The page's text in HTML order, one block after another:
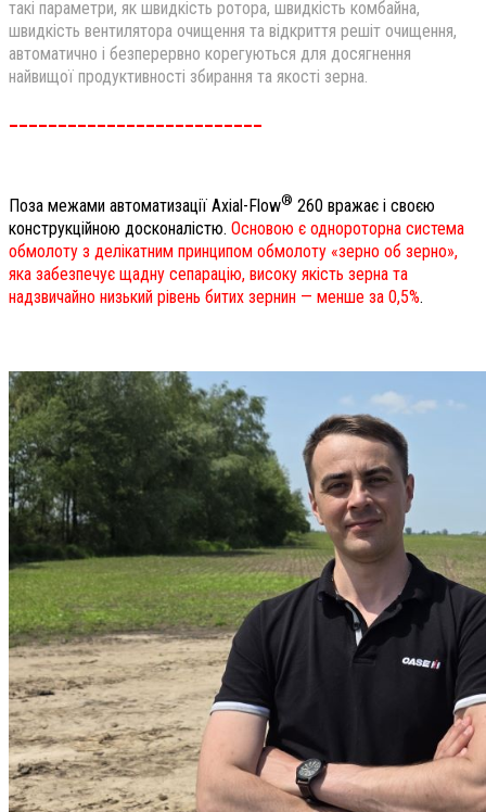
такі параметри, як швидкість ротора, швидкість комбайна,
швидкість вентилятора очищення та відкриття решіт очищення,
автоматично і безперервно корегуються для досягнення
найвищої продуктивності збирання та якості зерна.
__________________________
Поза межами автоматизації Axial-Flow® 260 вражає і своєю
конструкційною досконалістю. Основою є однороторна система
обмолоту з делікатним принципом обмолоту «зерно об зерно»,
яка забезпечує щадну сепарацію, високу якість зерна та
надзвичайно низький рівень битих зернин — менше за 0,5%.